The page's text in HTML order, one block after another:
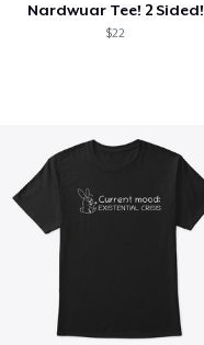
Nardwuar Tee! 2 Sided!
$22